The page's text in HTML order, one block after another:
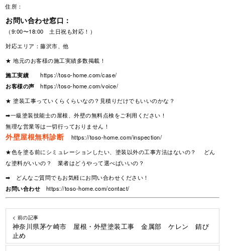
住所：
お問い合わせ窓口：
（9:00〜18:00 土日祝も対応！）
対応エリア：藤沢市、他
★ 地元のお客様の施工実績多数掲載！
施工実績
https://toso-home.com/case/
お客様の声
https://toso-home.com/voice/
★ 塗装工事っていくらくらいなの？見積りだけでもいいのかな？
➡一級塗装技能士の屋根、外壁の無料点検をご利用ください！
無理な営業等は一切行っておりません！
外壁屋根無料診断
https://toso-home.com/inspection/
★色を塗る前にシミュレーションしたい、塗装以外の工事方法はないの？ どん
な塗料がいいの？ 業者はどうやって選べばいいの？
➡ どんなご質問でもお気軽にお問い合わせください！
お問い合わせ
https://toso-home.com/contact/
< 前の記事
神奈川県茅ケ崎市 屋根・外壁塗装工事 金属部 ケレン 錆び
止め